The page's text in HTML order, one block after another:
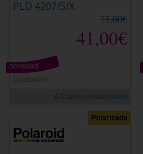
PLD 4207/S/X
75,00€
41,00€
Graduable
novedad
4 Colores disponibles
Polarizada